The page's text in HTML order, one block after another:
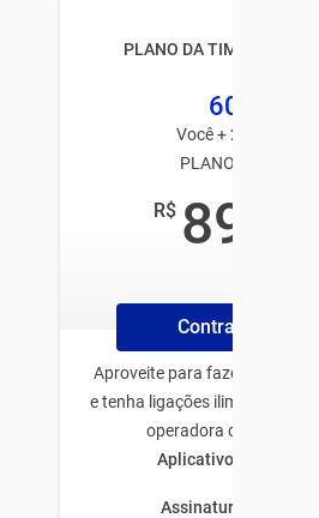
PLANO DA TIM BLACK
60GB
Você + 2 usuários
PLANO TIM PÓS
R$ 89
Contrate Plano
Aproveite para fazer o plano
e tenha ligações ilimitadas
operadora de todo
Aplicativos
Assinaturas